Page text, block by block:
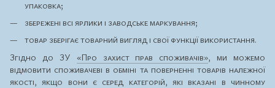
упаковка;
збережені всі ярлики і заводське маркування;
товар зберігає товарний вигляд і свої функції використання.
Згідно до ЗУ «Про захист прав споживачів», ми можемо
відмовити споживачеві в обміні та поверненні товарів належної
якості, якщо вони є серед категорій, які вказані в чинному